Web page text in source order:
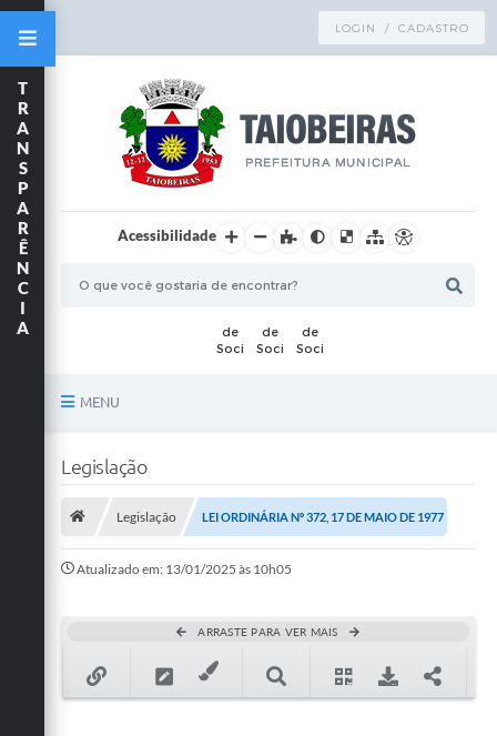
LOGIN / CADASTRO
Acessibilidade
MENU
Mapa do Site
T
R
A
N
S
P
A
R
Ê
N
C
I
A
Legislação
Legislação LEI ORDINÁRIA Nº 372, 17 DE MAIO DE 1977
Atualizado em: 13/01/2025 às 10h05
ARRASTE PARA VER MAIS